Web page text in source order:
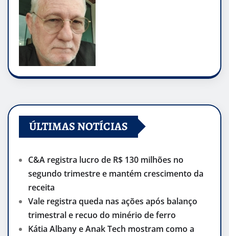
ÚLTIMAS NOTÍCIAS
C&A registra lucro de R$ 130 milhões no
segundo trimestre e mantém crescimento da
receita
Vale registra queda nas ações após balanço
trimestral e recuo do minério de ferro
Kátia Albany e Anak Tech mostram como a